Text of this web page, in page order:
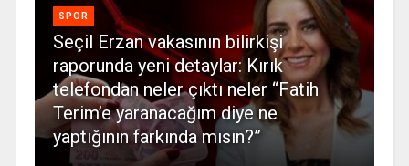
SPOR
Seçil Erzan vakasının bilirkişi
raporunda yeni detaylar: Kırık
telefondan neler çıktı neler “Fatih
Terim’e yaranacağım diye ne
yaptığının farkında mısın?”